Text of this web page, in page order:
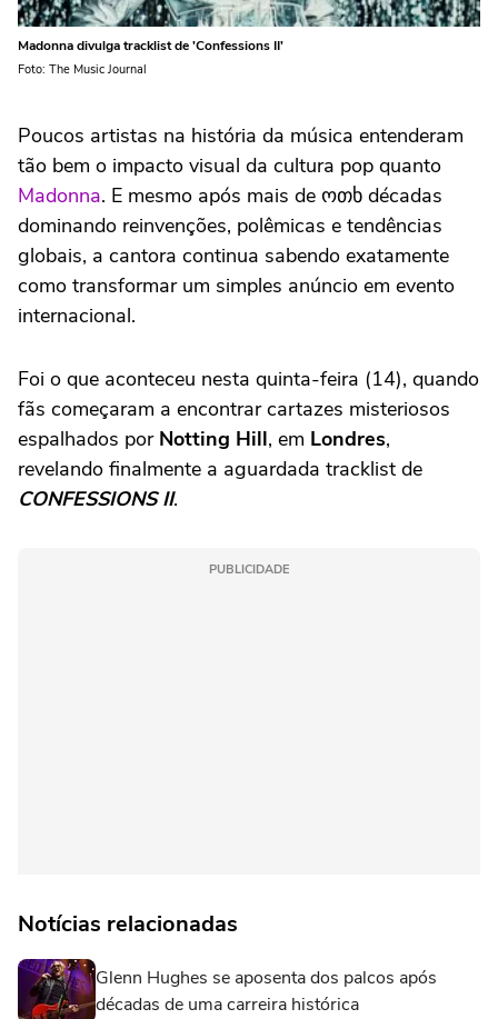
Madonna divulga tracklist de 'Confessions II'
Foto: The Music Journal
Poucos artistas na história da música entenderam
tão bem o impacto visual da cultura pop quanto
Madonna. E mesmo após mais de ოთხ décadas
dominando reinvenções, polêmicas e tendências
globais, a cantora continua sabendo exatamente
como transformar um simples anúncio em evento
internacional.
Foi o que aconteceu nesta quinta-feira (14), quando
fãs começaram a encontrar cartazes misteriosos
espalhados por Notting Hill, em Londres,
revelando finalmente a aguardada tracklist de
CONFESSIONS II.
PUBLICIDADE
Notícias relacionadas
Glenn Hughes se aposenta dos palcos após
décadas de uma carreira histórica